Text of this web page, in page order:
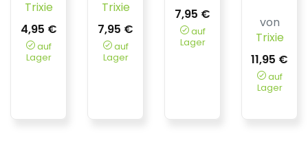
Trixie
4,95 €
auf
Lager
Trixie
7,95 €
auf
Lager
7,95 €
auf
Lager
von
Trixie
11,95 €
auf
Lager